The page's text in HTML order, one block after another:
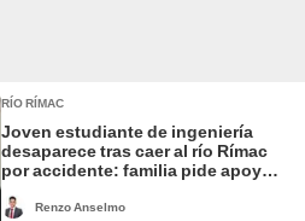
RÍO RÍMAC
Joven estudiante de ingeniería
desaparece tras caer al río Rímac
por accidente: familia pide apoyo
Renzo Anselmo